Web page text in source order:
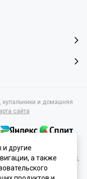
купальники и домашняя
сайта
характеристик,
характер и ни при
определяемой
и другие
а также